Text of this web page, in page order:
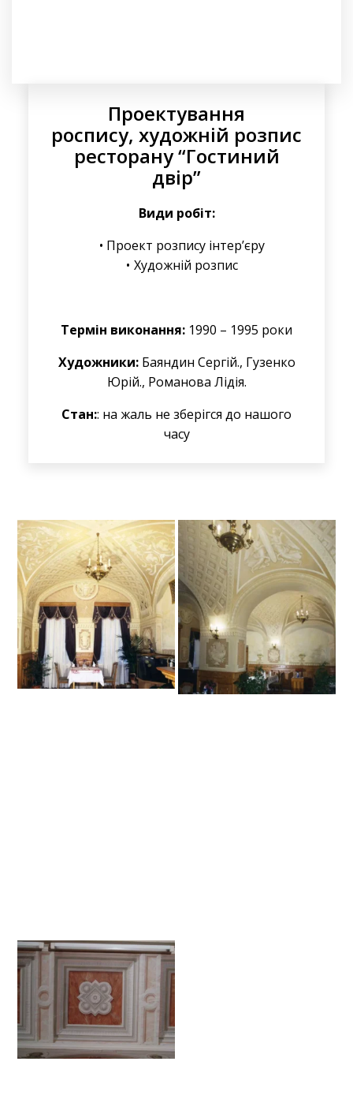
Проектування
роспису, художній розпис
ресторану “Гостиний
двір”
Види робіт:
Проект розпису інтер’єру
Художній розпис
Термін виконання: 1990 – 1995 роки
Художники:Баяндин Сергій., Гузенко
Юрій., Романова Лідія.
Стан:: на жаль не зберігся до нашого
часу